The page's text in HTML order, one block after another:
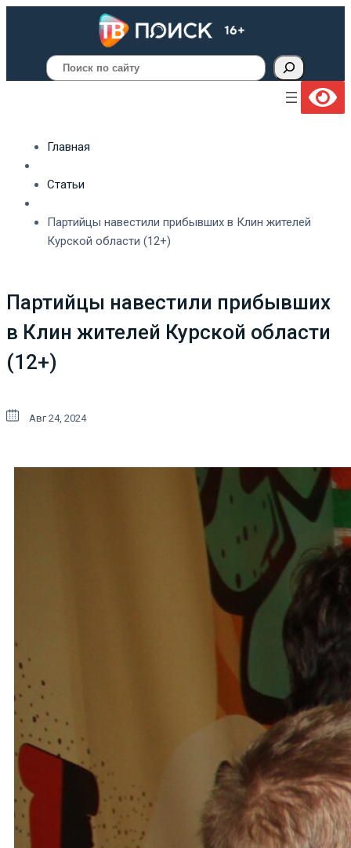
Поиск
Главная
Статьи
Партийцы навестили прибывших в Клин жителей
Курской области (12+)
Партийцы навестили прибывших
в Клин жителей Курской области
(12+)
Авг 24, 2024